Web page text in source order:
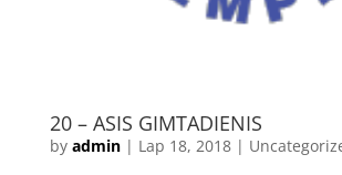
20 – ASIS GIMTADIENIS
by admin| Lap 18, 2018|